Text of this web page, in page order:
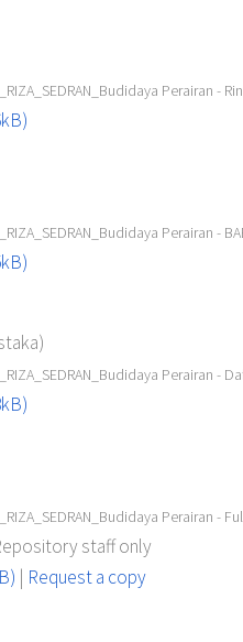
Perairan -
Perairan -
Perairan -
Perairan -
staff only
| Request a copy